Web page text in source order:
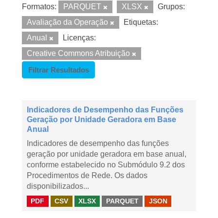
Formatos: PARQUET XLSX
Grupos:
Avaliação da Operação
Etiquetas:
Anual
Licenças:
Creative Commons Atribuição
Filtrar Resultados
Indicadores de Desempenho das Funções
Geração por Unidade Geradora em Base
Anual
Indicadores de desempenho das funções
geração por unidade geradora em base anual,
conforme estabelecido no Submódulo 9.2 dos
Procedimentos de Rede. Os dados
disponibilizados...
PDF CSV XLSX PARQUET JSON